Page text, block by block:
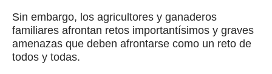
Sin embargo, los agricultores y ganaderos
familiares afrontan retos importantísimos y graves
amenazas que deben afrontarse como un reto de
todos y todas.